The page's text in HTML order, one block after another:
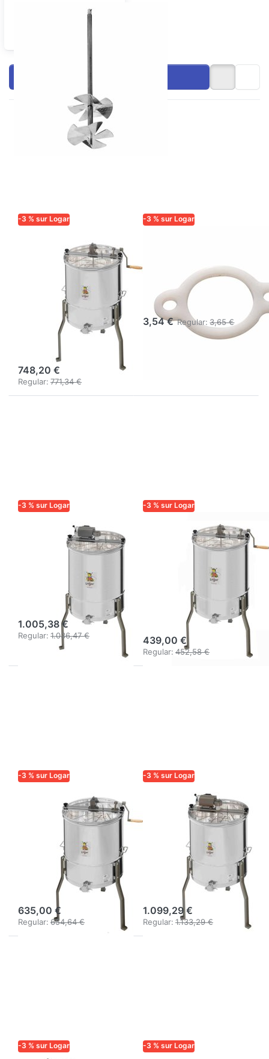
Pièces détachées &
accessoires pour
-3 % sur Logar
Extracteur Logar
4 cadres,
entraînement
manuel sans axe
central, 30x48
cm, cuve Ø 52
748,20 €
Regular: 771,34 €
-3 % sur Logar
robinet à miel
réf. 7742 en
plastique
3,54 € Regular: 3,65 €
-3 % sur Logar
Extracteur Logar
3 cadres à
moteur, 26,5 x
48 cm, cuve 40
1.005,38 €
Regular: 1.036,47 €
-3 % sur Logar
Extracteur Logar
3 cadres,
entraînement
manuel, cuve 40
cm, cadres 26,5
x 48 cm
439,00 €
Regular: 452,58 €
-3 % sur Logar
Extracteur Logar
3 cadres,
entraînement
manuel, cuve 52
cm, cadres 37 x
48 cm, universel
635,00 €
Regular: 654,64 €
-3 % sur Logar
LOGAR TRADE
Logar extracteur
3 cadres,
moteur 110 W,
cuve Ø 52 cm,
cadres 37 x 48
cm, universel
1.099,29 €
Regular: 1.133,29 €
-3 % sur Logar -3 % sur Logar